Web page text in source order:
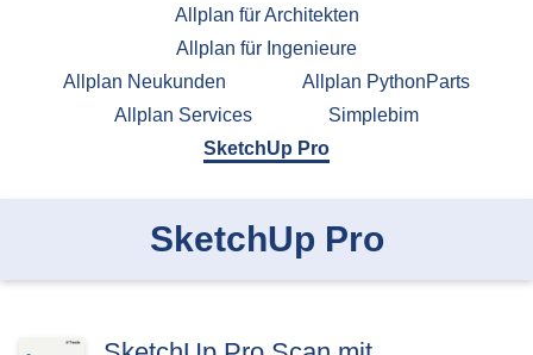
Allplan für Architekten
Allplan für Ingenieure
Allplan Neukunden
Allplan PythonParts
Allplan Services
Simplebim
SketchUp Pro
SketchUp Pro